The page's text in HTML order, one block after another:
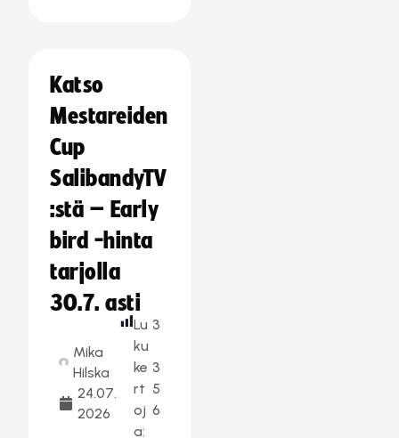
Katso
Mestareiden
Cup
SalibandyTV
:stä – Early
bird -hinta
tarjolla
30.7. asti
Mika
Hilska
24.07.
2026
Lu
ku
ke
rt
oj
a:
3
3
5
6